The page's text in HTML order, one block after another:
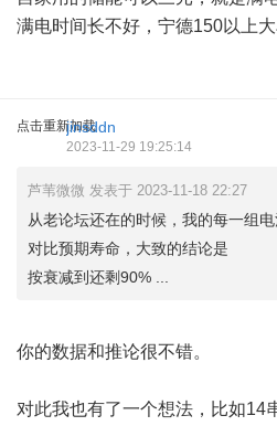
满电时间长不好，宁德150以上
点击重新加载
jinsddn
2023-11-29 19:25:14
芦苇微微 发表于 2023-11-18 22:27
从老论坛还在的时候，我的每一组
对比预期寿命，大致的结论是
按衰减到还剩90% ...
你的数据和推论很不错。
对此我也有了一个想法，比如14